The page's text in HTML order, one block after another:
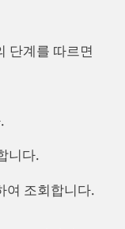
단계를 따르면
니다.
여 조회합니다.